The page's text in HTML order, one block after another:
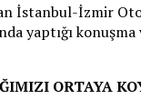
İstanbul-İzmir
yaptığı
ORTAYA